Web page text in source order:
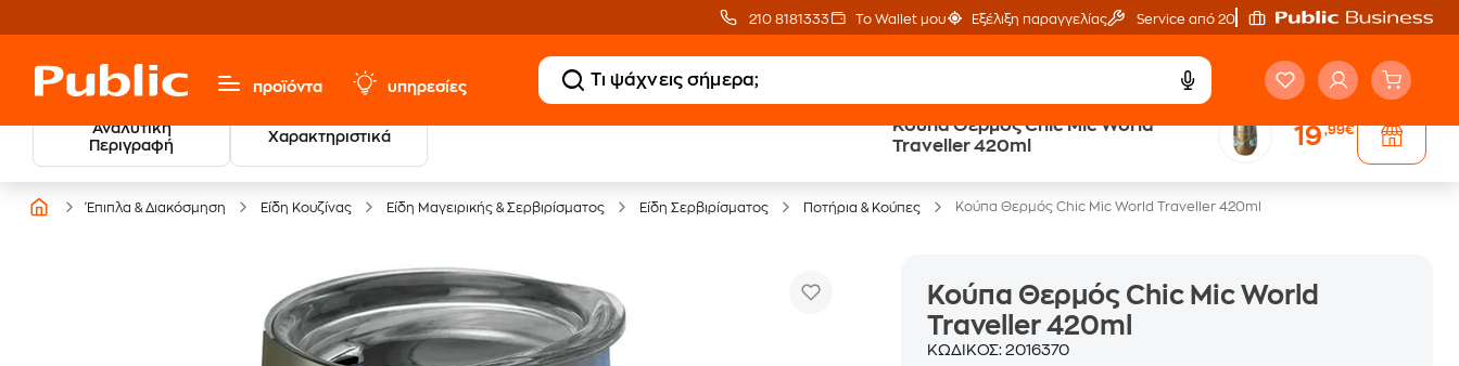
210 8181333 Το Wallet μου Εξέλιξη παραγγελίας Service από 20'
προϊόντα υπηρεσίες
Αναλυτική
Περιγραφή
Χαρακτηριστικά
Κούπα Θερμός Chic Mic World
Traveller 420ml
19,99€
Έπιπλα & Διακόσμηση Είδη Κουζίνας Είδη Μαγειρικής & Σερβιρίσματος Είδη Σερβιρίσματος Ποτήρια & Κούπες Κούπα Θερμός Chic Mic World Traveller 420ml
Κούπα Θερμός Chic Mic World
Traveller 420ml
ΚΩΔΙΚΟΣ:2016370